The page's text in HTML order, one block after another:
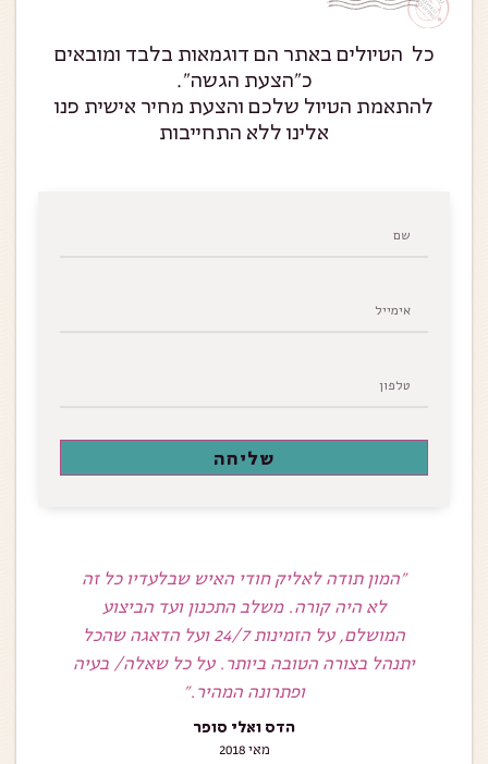
כל הטיולים באתר הם דוגמאות בלבד ומובאים
כ״הצעת הגשה״.
להתאמת הטיול שלכם והצעת מחיר אישית פנו
אלינו ללא התחייבות
שליחה
״המון תודה לאליק חודי האיש שבלעדיו כל זה
לא היה קורה. משלב התכנון ועד הביצוע
המושלם, על הזמינות 24/7 ועל הדאגה שהכל
יתנהל בצורה הטובה ביותר. על כל שאלה/ בעיה
ופתרונה המהיר.״
הדס ואלי סופר
מאי 2018